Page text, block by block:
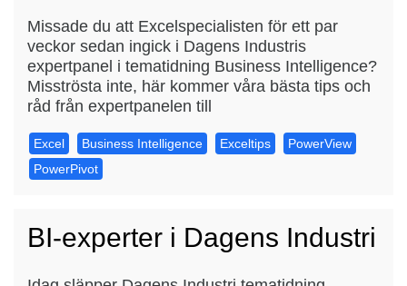
Missade du att Excelspecialisten för ett par
veckor sedan ingick i Dagens Industris
expertpanel i tematidning Business Intelligence?
Misströsta inte, här kommer våra bästa tips och
råd från expertpanelen till
Excel Business Intelligence Exceltips
PowerView
PowerPivot
BI-experter i Dagens Industri